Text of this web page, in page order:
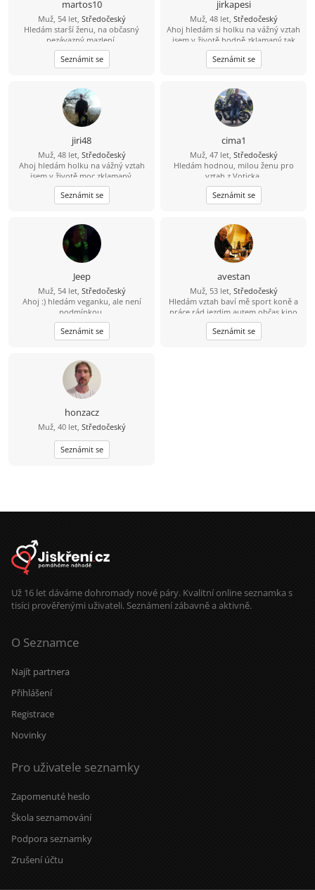
martos10
Muž, 54 let, Středočeský
Hledám starší ženu, na občasný
nezávazný mazlení.
Seznámit se
jirkapesi
Muž, 48 let, Středočeský
Ahoj hledám si holku na vážný vztah
jsem v životě hodně zklamaný tak
doufám že si zde holku najdu.
Pokud se budu líbit nějaké holce tak
tady je moje číslo 704 124183 můžete
Seznámit se
jiri48
Muž, 48 let, Středočeský
Ahoj hledám holku na vážný vztah
jsem v životě moc zklamaný.
Seznámit se
cima1
Muž, 47 let, Středočeský
Hledám hodnou, milou ženu pro
vztah z Voticka.
Seznámit se
Jeep
Muž, 54 let, Středočeský
Ahoj :) hledám veganku, ale není
podmínkou.
Seznámit se
avestan
Muž, 53 let, Středočeský
Hledám vztah baví mě sport koně a
práce rád jezdim autem občas kino
Seznámit se
honzacz
Muž, 40 let, Středočeský
Seznámit se
Už 16 let dáváme dohromady nové páry. Kvalitní online seznamka s
tisíci prověřenými uživateli. Seznámení zábavně a aktivně.
O Seznamce
Najít partnera
Přihlášení
Registrace
Novinky
Pro uživatele seznamky
Zapomenuté heslo
Škola seznamování
Podpora seznamky
Zrušení účtu